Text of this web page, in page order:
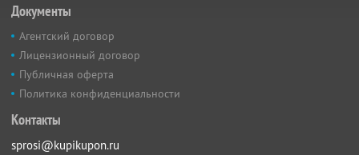
Документы
Агентский договор
Лицензионный договор
Публичная оферта
Политика конфиденциальности
Контакты
sprosi@kupikupon.ru